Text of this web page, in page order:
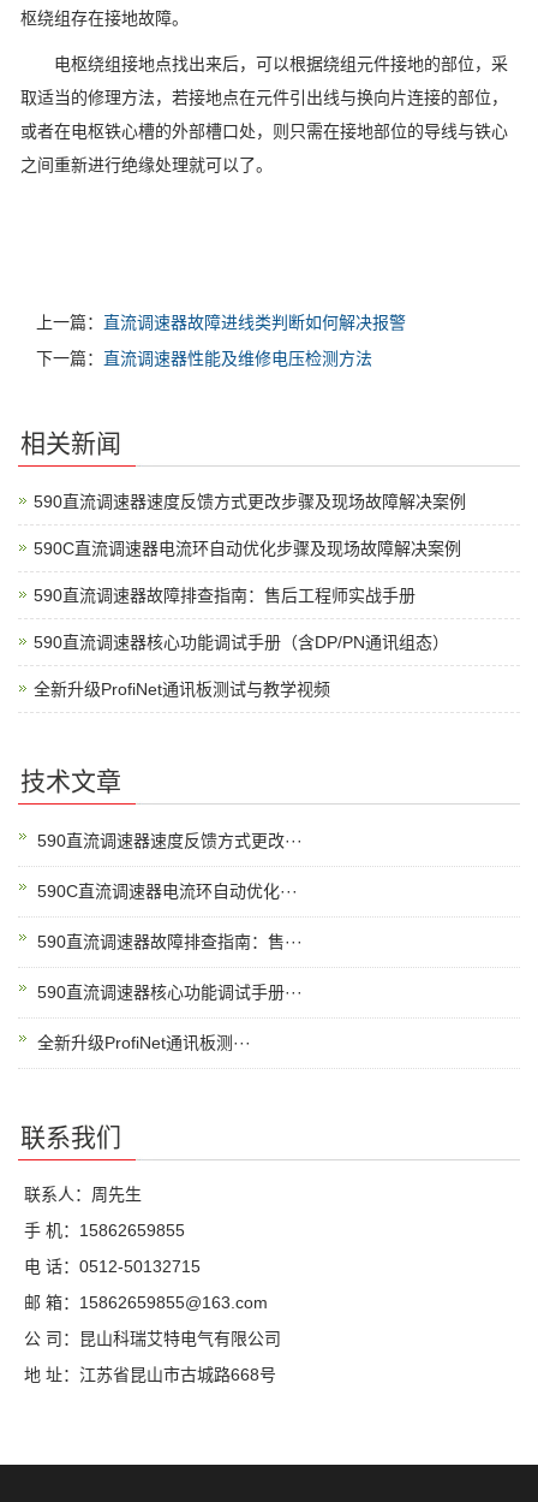
枢绕组存在接地故障。
电枢绕组接地点找出来后，可以根据绕组元件接地的部位，采
取适当的修理方法，若接地点在元件引出线与换向片连接的部位，
或者在电枢铁心槽的外部槽口处，则只需在接地部位的导线与铁心
之间重新进行绝缘处理就可以了。
上一篇： 直流调速器故障进线类判断如何解决报警
下一篇： 直流调速器性能及维修电压检测方法
相关新闻
590直流调速器速度反馈方式更改步骤及现场故障解决案例
590C直流调速器电流环自动优化步骤及现场故障解决案例
590直流调速器故障排查指南：售后工程师实战手册
590直流调速器核心功能调试手册（含DP/PN通讯组态）
全新升级ProfiNet通讯板测试与教学视频
技术文章
590直流调速器速度反馈方式更改···
590C直流调速器电流环自动优化···
590直流调速器故障排查指南：售···
590直流调速器核心功能调试手册···
全新升级ProfiNet通讯板测···
联系我们
联系人：周先生
手 机：15862659855
电 话：0512-50132715
邮 箱：15862659855@163.com
公 司：昆山科瑞艾特电气有限公司
地 址：江苏省昆山市古城路668号